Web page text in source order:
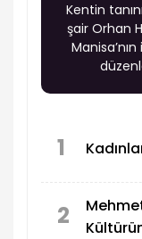
Kentin
şair Orhan
1
2